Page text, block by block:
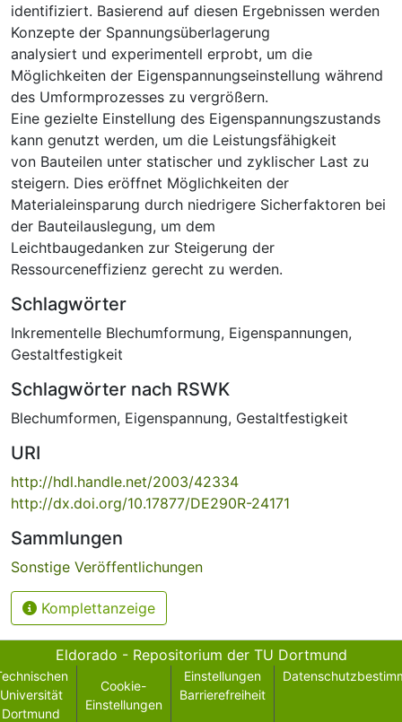
identifiziert. Basierend auf diesen Ergebnissen werden
Konzepte der Spannungsüberlagerung
analysiert und experimentell erprobt, um die
Möglichkeiten der Eigenspannungseinstellung während
des Umformprozesses zu vergrößern.
Eine gezielte Einstellung des Eigenspannungszustands
kann genutzt werden, um die Leistungsfähigkeit
von Bauteilen unter statischer und zyklischer Last zu
steigern. Dies eröffnet Möglichkeiten der
Materialeinsparung durch niedrigere Sicherfaktoren bei
der Bauteilauslegung, um dem
Leichtbaugedanken zur Steigerung der
Ressourceneffizienz gerecht zu werden.
Schlagwörter
Inkrementelle Blechumformung, Eigenspannungen,
Gestaltfestigkeit
Schlagwörter nach RSWK
Blechumformen, Eigenspannung, Gestaltfestigkeit
URI
http://hdl.handle.net/2003/42334
http://dx.doi.org/10.17877/DE290R-24171
Sammlungen
Sonstige Veröffentlichungen
Komplettanzeige
Eldorado - Repositorium der TU Dortmund
Universität
Dortmund
Cookie-
Einstellungen
Einstellungen
Barrierefreiheit